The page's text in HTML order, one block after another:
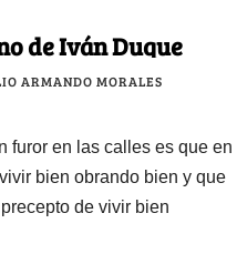
de Iván Duque
ARMANDO MORALES
furor en las calles es que en
bien obrando bien y que
de vivir bien